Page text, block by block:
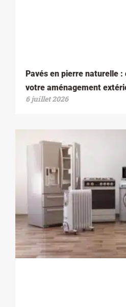
Pavés en pierre naturelle
votre aménagement
6 juillet 2026